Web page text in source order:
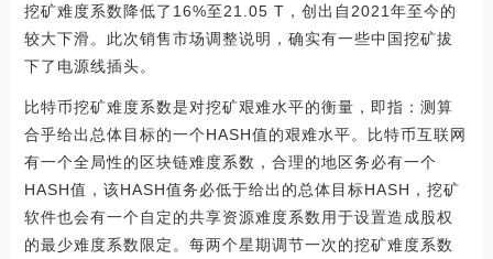
挖矿难度系数降低了16%至21.05 T，创出自2021年至今的
较大下滑。此次销售市场调整说明，确实有一些中国挖矿拔
下了电源线插头。
比特币挖矿难度系数是对挖矿艰难水平的衡量，即指：测算
合乎给出总体目标的一个HASH值的艰难水平。比特币互联网
有一个全局性的区块链难度系数，合理的地区务必有一个
HASH值，该HASH值务必低于给出的总体目标HASH，挖矿
软件也会有一个自定的共享资源难度系数用于设置造成股权
的最少难度系数限定。每两个星期调节一次的挖矿难度系数